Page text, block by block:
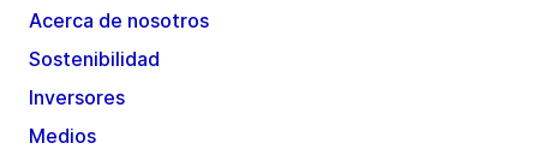
Acerca de nosotros
Sostenibilidad
Inversores
Medios